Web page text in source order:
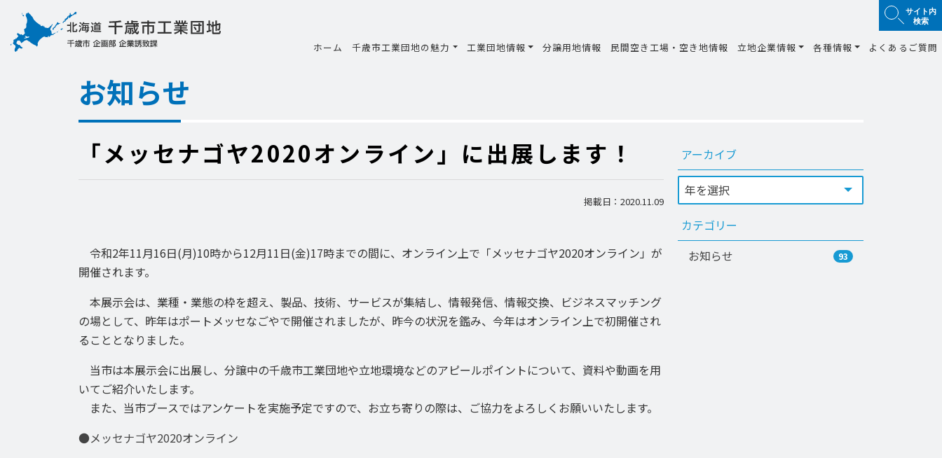
サイト内
検索
ホーム 千歳市工業団地の魅力 工業団地情報 分譲用地情報 民間空き工場・空き地情報 立地企業情報 各種情報 よくあるご質問
お知らせ
「メッセナゴヤ2020オンライン」に出展します！
掲載日：2020.11.09
令和2年11月16日(月)10時から12月11日(金)17時までの間に、オンライン上で「メッセナゴヤ2020オンライン」が
開催されます。
本展示会は、業種・業態の枠を超え、製品、技術、サービスが集結し、情報発信、情報交換、ビジネスマッチング
の場として、昨年はポートメッセなごやで開催されましたが、昨今の状況を鑑み、今年はオンライン上で初開催され
ることとなりました。
当市は本展示会に出展し、分譲中の千歳市工業団地や立地環境などのアピールポイントについて、資料や動画を用
いてご紹介いたします。
また、当市ブースではアンケートを実施予定ですので、お立ち寄りの際は、ご協力をよろしくお願いいたします。
●メッセナゴヤ2020オンライン
アーカイブ
カテゴリー
お知らせ
93